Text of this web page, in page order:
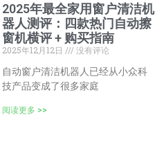
2025年最全家用窗户清洁机
器人测评：四款热门自动擦
窗机横评 + 购买指南
2025年12月12日
没有评论
自动窗户清洁机器人已经从小众科
技产品变成了很多家庭
阅读更多 >>